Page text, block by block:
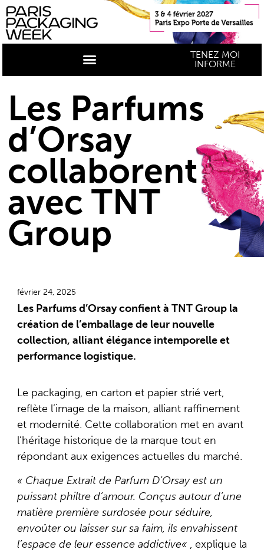
TENEZ MOI
INFORME
Les Parfums
d’Orsay
collaborent
avec TNT
Group
février 24, 2025
Les Parfums d’Orsay confient à TNT Group la
création de l’emballage de leur nouvelle
collection, alliant élégance intemporelle et
performance logistique.
Le packaging, en carton et papier strié vert,
reflète l’image de la maison, alliant raffinement
et modernité. Cette collaboration met en avant
l’héritage historique de la marque tout en
répondant aux exigences actuelles du marché.
« Chaque Extrait de Parfum D’Orsay est un
puissant philtre d’amour. Conçus autour d’une
matière première surdosée pour séduire,
envoûter ou laisser sur sa faim, ils envahissent
l’espace de leur essence addictive« , explique la